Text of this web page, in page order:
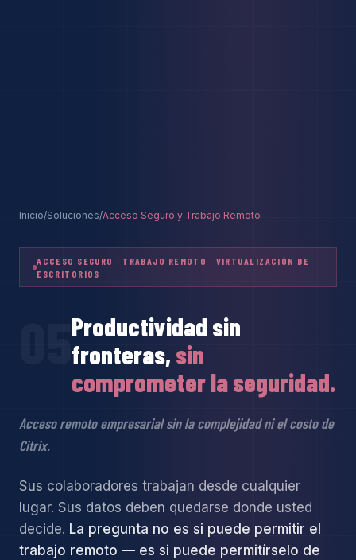
Inicio/Soluciones/Acceso Seguro y Trabajo Remoto
ACCESO SEGURO · TRABAJO REMOTO · VIRTUALIZACIÓN DE
ESCRITORIOS
Productividad sin
fronteras, sin
comprometer la seguridad.
Acceso remoto empresarial sin la complejidad ni el costo de
Citrix.
Sus colaboradores trabajan desde cualquier
lugar. Sus datos deben quedarse donde usted
decide. La pregunta no es si puede permitir el
trabajo remoto — es si puede permitírselo de